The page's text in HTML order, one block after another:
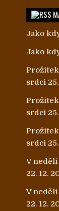
Jako
Jako
srdci
srdci
srdci
V neděli
22. 12.
V neděli
22. 12.